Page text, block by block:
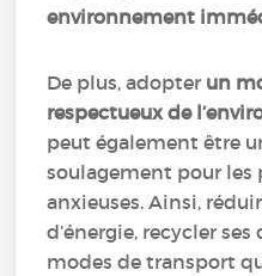
environnement
De plus, adopter un
respectueux de
peut également être
soulagement pour les
anxieuses. Ainsi,
d’énergie, recycler
modes de transport